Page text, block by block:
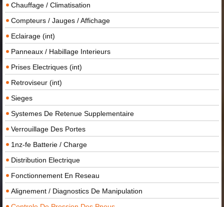
Chauffage / Climatisation
Compteurs / Jauges / Affichage
Eclairage (int)
Panneaux / Habillage Interieurs
Prises Electriques (int)
Retroviseur (int)
Sieges
Systemes De Retenue Supplementaire
Verrouillage Des Portes
1nz-fe Batterie / Charge
Distribution Electrique
Fonctionnement En Reseau
Alignement / Diagnostics De Manipulation